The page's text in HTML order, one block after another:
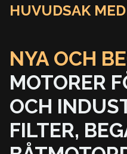
HUVUDSAK MED
NYA OCH
MOTORER
OCH
FILTER,